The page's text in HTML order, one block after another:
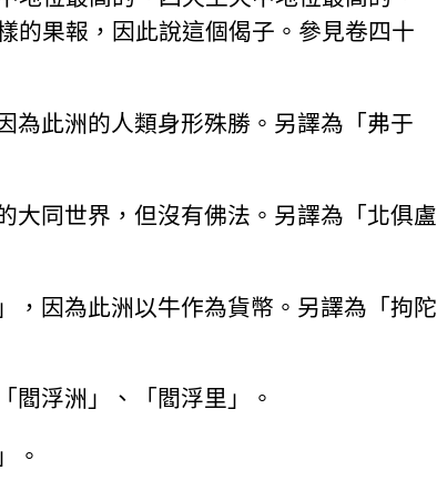
的果報，因此說這個偈子。參見卷四十
為此洲的人類身形殊勝。另譯為「弗于
大同世界，但沒有佛法。另譯為「北俱盧
，因為此洲以牛作為貨幣。另譯為「拘陀
閻浮洲」、「閻浮里」。
。